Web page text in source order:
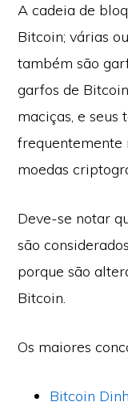
A cadeia de
Bitcoin; várias
também são
garfos de
maciças, e seus
frequentemente
moedas
Deve-se notar
são
porque são
Bitcoin.
Os maiores
Bitcoin